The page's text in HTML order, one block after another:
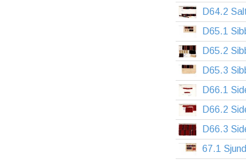
D64.2
D65.1
D65.2
D65.3
D66.1
D66.2
D66.3
67.1